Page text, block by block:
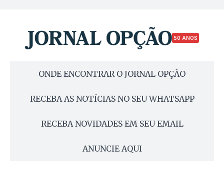
50 ANOS
ONDE ENCONTRAR O JORNAL OPÇÃO
RECEBA AS NOTÍCIAS NO SEU WHATSAPP
RECEBA NOVIDADES EM SEU EMAIL
ANUNCIE AQUI